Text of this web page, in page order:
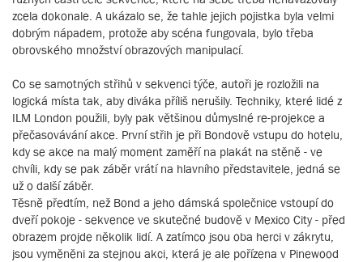
zcela dokonale. A ukázalo se, že tahle jejich pojistka byla velmi
dobrým nápadem, protože aby scéna fungovala, bylo třeba
obrovského množství obrazových manipulací.
Co se samotných střihů v sekvenci týče, autoři je rozložili na
logická místa tak, aby diváka příliš nerušily. Techniky, které lidé z
ILM London použili, byly pak většinou důmyslné re-projekce a
přečasovávání akce. První střih je při Bondově vstupu do hotelu,
kdy se akce na malý moment zaměří na plakát na stěně - ve
chvíli, kdy se pak záběr vrátí na hlavního představitele, jedná se
už o další záběr.
Těsně předtím, než Bond a jeho dámská společnice vstoupí do
dveří pokoje - sekvence ve skutečné budově v Mexico City - před
obrazem projde několik lidí. A zatímco jsou oba herci v zákrytu,
jsou vyměněni za stejnou akci, která je ale pořízena v Pinewood